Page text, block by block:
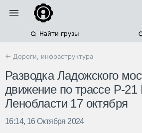
Найти грузы
← Дороги, инфраструктура
Разводка Ладожского
движение по трассе Р-21
Ленобласти 17 октября
16:14, 16 Октября 2024